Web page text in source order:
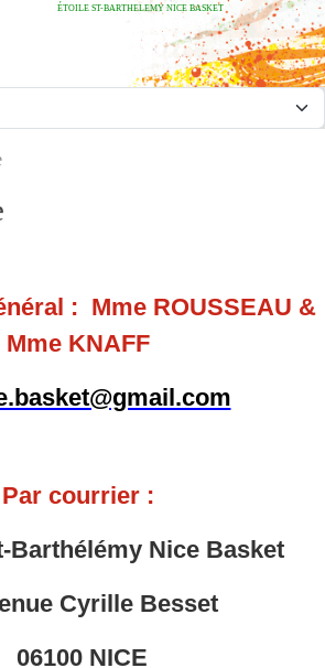
ÉTOILE ST-BARTHELEMY NICE BASKET
: Mme ROUSSEAU &
Mme KNAFF
Par courrier :
Barthélémy Nice Basket
Cyrille Besset
06100 NICE